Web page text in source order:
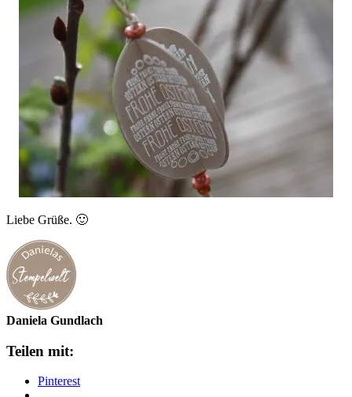
Liebe Grüße. 🙂
Daniela Gundlach
Teilen mit:
Pinterest